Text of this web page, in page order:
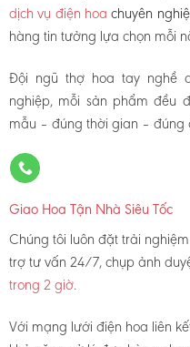
dịch vụ điện hoachuyên
hàng tin tưởng lựa chọn mỗi
Đội ngũ thợ hoa tay nghề
nghiệp, mỗi sản phẩm đều
mẫu – đúng thời gian – đúng
Giao Hoa Tận Nhà Siêu Tốc
Chúng tôi luôn đặt trải
trợ tư vấn 24/7, chụp ảnh
trong 2 giờ.
Với mạng lưới điện hoa liên